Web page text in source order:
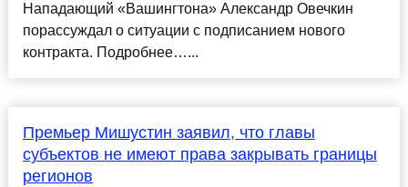
Нападающий «Вашингтона» Александр Овечкин
порассуждал о ситуации с подписанием нового
контракта. Подробнее…...
Премьер Мишустин заявил, что главы
субъектов не имеют права закрывать границы
регионов